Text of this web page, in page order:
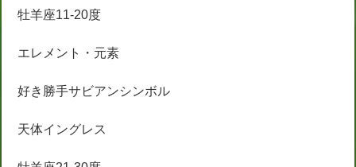
牡羊座11-20度
エレメント・元素
好き勝手サビアンシンボル
天体イングレス